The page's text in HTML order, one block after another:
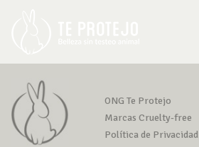
ONG Te Protejo
Marcas Cruelty-free
Política de Privacidad